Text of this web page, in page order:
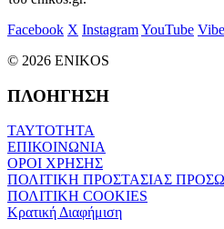
Facebook X InstagramYouTube
© 2026 ENIKOS
ΠΛΟΗΓΗΣΗ
ΤΑΥΤΟΤΗΤΑ
ΕΠΙΚΟΙΝΩΝΙΑ
ΟΡΟΙ ΧΡΗΣΗΣ
ΠΟΛΙΤΙΚΗ ΠΡΟΣΤΑΣΙΑΣ
ΠΟΛΙΤΙΚΗ COOKIES
Κρατική Διαφήμιση